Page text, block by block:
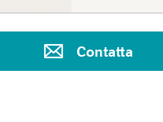
Contatta